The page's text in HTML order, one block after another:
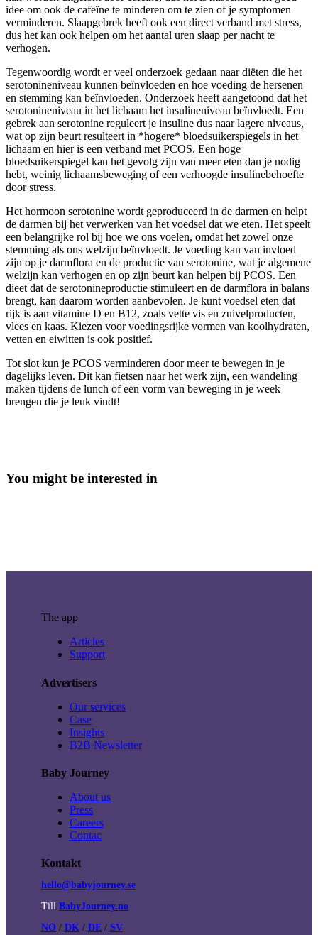
idee om ook de cafeïne te minderen om te zien of je symptomen
verminderen. Slaapgebrek heeft ook een direct verband met stress,
dus het kan ook helpen om het aantal uren slaap per nacht te
verhogen.
Tegenwoordig wordt er veel onderzoek gedaan naar diëten die het
serotonineniveau kunnen beïnvloeden en hoe voeding de hersenen
en stemming kan beïnvloeden. Onderzoek heeft aangetoond dat het
serotonineniveau in het lichaam het insulineniveau beïnvloedt. Een
gebrek aan serotonine reguleert je insuline dus naar lagere niveaus,
wat op zijn beurt resulteert in *hogere* bloedsuikerspiegels in het
lichaam en hier is een verband met PCOS. Een hoge
bloedsuikerspiegel kan het gevolg zijn van meer eten dan je nodig
hebt, weinig lichaamsbeweging of een verhoogde insulinebehoefte
door stress.
Het hormoon serotonine wordt geproduceerd in de darmen en helpt
de darmen bij het verwerken van het voedsel dat we eten. Het speelt
een belangrijke rol bij hoe we ons voelen, omdat het zowel onze
stemming als ons welzijn beïnvloedt. Je voeding kan van invloed
zijn op je darmflora en de productie van serotonine, wat je algemene
welzijn kan verhogen en op zijn beurt kan helpen bij PCOS. Een
dieet dat de serotonineproductie stimuleert en de darmflora in balans
brengt, kan daarom worden aanbevolen. Je kunt voedsel eten dat
rijk is aan vitamine D en B12, zoals vette vis en zuivelproducten,
vlees en kaas. Kiezen voor voedingsrijke vormen van koolhydraten,
vetten en eiwitten is ook positief.
Tot slot kun je PCOS verminderen door meer te bewegen in je
dagelijks leven. Dit kan fietsen naar het werk zijn, een wandeling
maken tijdens de lunch of een vorm van beweging in je week
brengen die je leuk vindt!
You might be interested in
The app
Articles
Support
Advertisers
Our services
Case
Insights
B2B Newsletter
Baby Journey
About us
Press
Careers
Contac
Kontakt
hello@babyjourney.se
Till BabyJourney.no
NO / DK / DE / SV